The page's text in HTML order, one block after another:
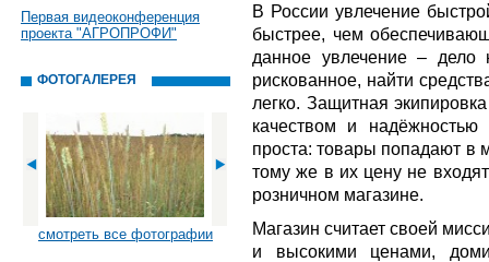
Первая видеоконференция
проекта "АГРОПРОФИ"
ФОТОГАЛЕРЕЯ
смотреть все фотографии
В России увлечение
быстрее, чем
данное увлечение – дело
рискованное, найти
легко. Защитная
качеством и
проста: товары попадают в
тому же в их цену не
розничном магазине.
Магазин считает своей
и высокими ценами,